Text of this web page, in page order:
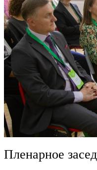
Пленарное